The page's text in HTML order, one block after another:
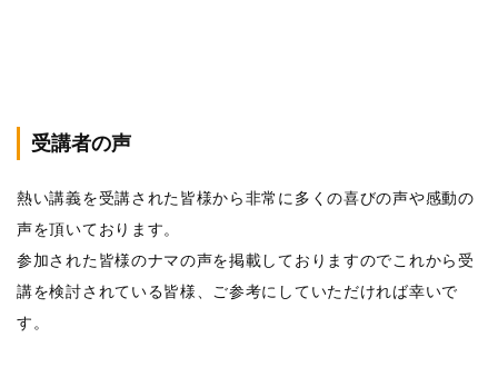
受講者の声
熱い講義を受講された皆様から非常に多くの喜びの声や感動の
声を頂いております。
参加された皆様のナマの声を掲載しておりますのでこれから受
講を検討されている皆様、ご参考にしていただければ幸いで
す。